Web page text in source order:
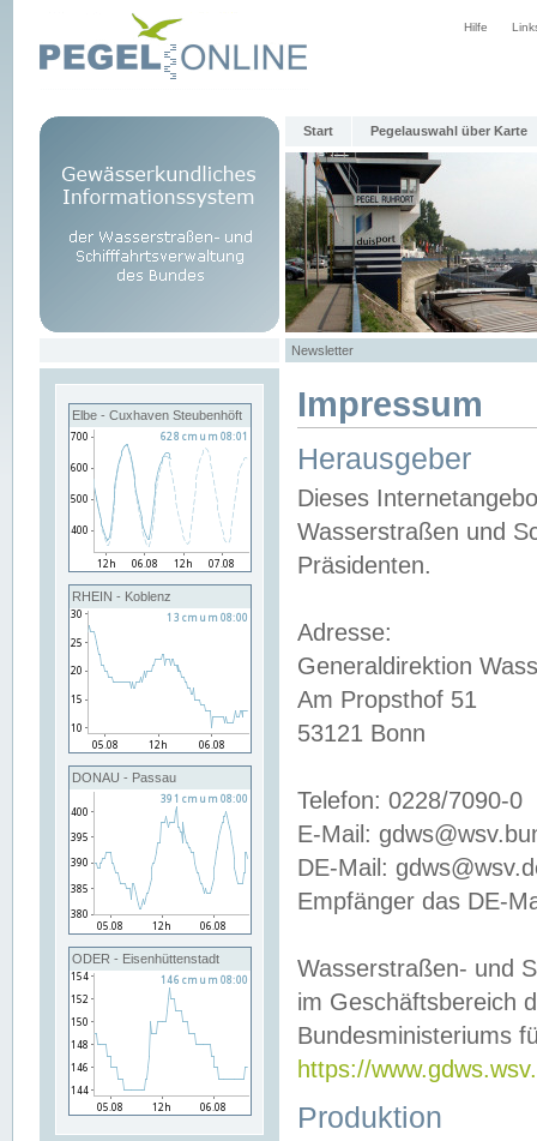
Hilfe
Start Pegelauswahl über Karte
Newsletter
Elbe - Cuxhaven Steubenhöft
RHEIN - Koblenz
DONAU - Passau
ODER - Eisenhüttenstadt
Impressum
Herausgeber
Dieses
Wasserstraßen und
Präsidenten.
Adresse:
Generaldirektion
Am Propsthof 51
53121 Bonn
Telefon: 0228/7090-0
E-Mail:
DE-Mail:
Empfänger das DE-
Wasserstraßen- und
im Geschäftsbereich
Bundesministeriums
https://
Produktion